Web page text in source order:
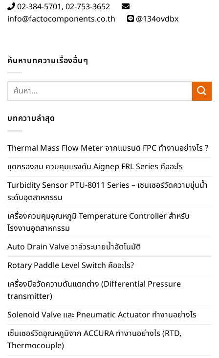
02-384-5701, 02-753-3652
info@factocomponents.co.th
@134ovdbx
ค้นหาบทความเรื่องอื่นๆ
บทความล่าสุด
Thermal Mass Flow Meter จากแบรนด์ FPC ทำงานอย่างไร ?
ชุดกรองลม ควบคุมแรงดัน Aignep FRL Series คืออะไร
Turbidity Sensor PTU-8011 Series – เซนเซอร์วัดความขุ่นน้ำ
ระดับอุตสาหกรรม
เครื่องควบคุมอุณหภูมิ Temperature Controller สำหรับ
โรงงานอุตสาหกรรม
Auto Drain Valve วาล์วระบายน้ำอัตโนมัติ
Rotary Paddle Level Switch คืออะไร?
เครื่องมือวัดความดันแตกต่าง (Differential Pressure
transmitter)
Solenoid Valve และ Pneumatic Actuator ทำงานอย่างไร
เซ็นเซอร์วัดอุณหภูมิจาก ACCURA ทำงานอย่างไร (RTD,
Thermocouple)